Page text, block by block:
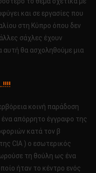
και σε εργασίες που
στη Κύπρο όπου δεν
σάχλες έχουν
αυτή θα ασχοληθούμε μια
κοινή παράδοση
απόρρητο έγγραφο της
κατά τον β
CIA ) ο εσωτερικός
τη θούλη ως ένα
ήταν το κέντρο ενός